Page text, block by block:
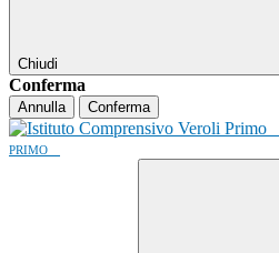
Chiudi
Conferma
Annulla Conferma
PRIMO